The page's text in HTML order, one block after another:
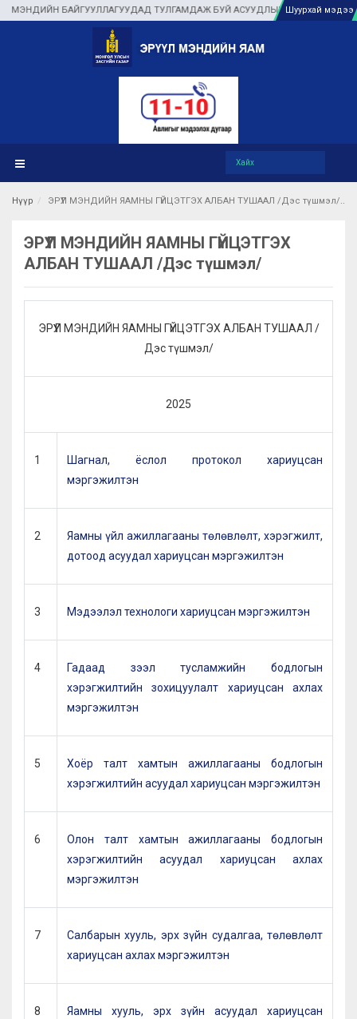
БАЙГУУЛЛАГУУДАД ТУЛГАМДАЖ БУЙ АСУУДЛЫГ ГАЗАР ДЭЭР НЬШуурхай мэдээ
Нүүр ЭРҮҮЛ МЭНДИЙН ЯАМНЫ ГҮЙЦЭТГЭХ АЛБАН ТУШААЛ /Дэс түшмэл/
ЭРҮҮЛ МЭНДИЙН ЯАМНЫ ГҮЙЦЭТГЭХ
АЛБАН ТУШААЛ /Дэс түшмэл/
ЭРҮҮЛ МЭНДИЙН ЯАМНЫ ГҮЙЦЭТГЭХ АЛБАН ТУШААЛ /
Дэс түшмэл/
2025
1
Шагнал, ёслол протокол хариуцсан
мэргэжилтэн
2
Яамны үйл ажиллагааны төлөвлөлт, хэрэгжилт,
дотоод асуудал хариуцсан мэргэжилтэн
3 Мэдээлэл технологи хариуцсан мэргэжилтэн
4
Гадаад зээл тусламжийн бодлогын
хэрэгжилтийн зохицуулалт хариуцсан ахлах
мэргэжилтэн
5
Хоёр талт хамтын ажиллагааны бодлогын
хэрэгжилтийн асуудал хариуцсан мэргэжилтэн
6
Олон талт хамтын ажиллагааны бодлогын
хэрэгжилтийн асуудал хариуцсан ахлах
мэргэжилтэн
7
Салбарын хууль, эрх зүйн судалгаа, төлөвлөлт
хариуцсан ахлах мэргэжилтэн
8
Яамны хууль, эрх зүйн асуудал хариуцсан